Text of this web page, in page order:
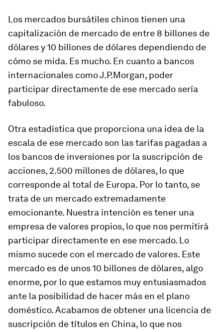
Los mercados bursátiles chinos tienen una
capitalización de mercado de entre 8 billones de
dólares y 10 billones de dólares dependiendo de
cómo se mida. Es mucho. En cuanto a bancos
internacionales como J.P.Morgan, poder
participar directamente de ese mercado sería
fabuloso.
Otra estadística que proporciona una idea de la
escala de ese mercado son las tarifas pagadas a
los bancos de inversiones por la suscripción de
acciones, 2.500 millones de dólares, lo que
corresponde al total de Europa. Por lo tanto, se
trata de un mercado extremadamente
emocionante. Nuestra intención es tener una
empresa de valores propios, lo que nos permitirá
participar directamente en ese mercado. Lo
mismo sucede con el mercado de valores. Este
mercado es de unos 10 billones de dólares, algo
enorme, por lo que estamos muy entusiasmados
ante la posibilidad de hacer más en el plano
doméstico. Acabamos de obtener una licencia de
suscripción de títulos en China, lo que nos